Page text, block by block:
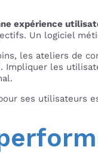
expérience
Un logiciel
les ateliers de
Impliquer les
ses utilisateurs